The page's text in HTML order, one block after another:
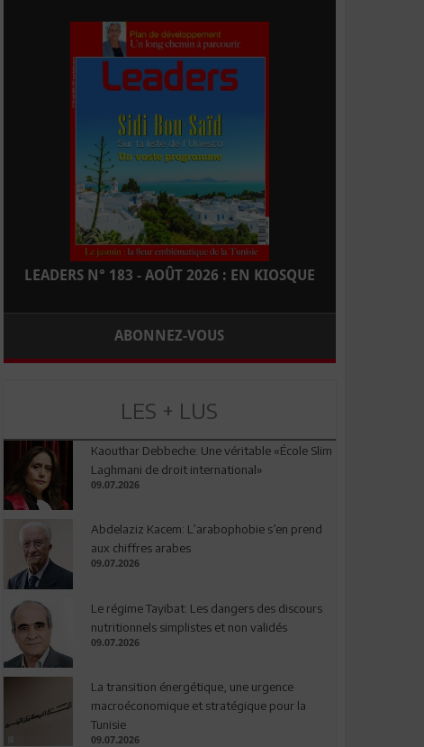
LEADERS N° 183 - AOÛT 2026 : EN KIOSQUE
ABONNEZ-VOUS
LES + LUS
Kaouthar Debbeche: Une véritable «École Slim
Laghmani de droit international»
09.07.2026
Abdelaziz Kacem: L’arabophobie s’en prend
aux chiffres arabes
09.07.2026
Le régime Tayibat: Les dangers des discours
nutritionnels simplistes et non validés
09.07.2026
La transition énergétique, une urgence
macroéconomique et stratégique pour la
Tunisie
09.07.2026